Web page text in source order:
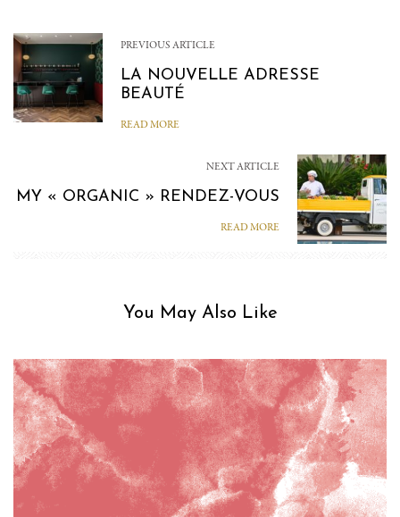
PREVIOUS ARTICLE
LA NOUVELLE ADRESSE
BEAUTÉ
READ MORE
NEXT ARTICLE
MY « ORGANIC » RENDEZ-VOUS
READ MORE
You May Also Like